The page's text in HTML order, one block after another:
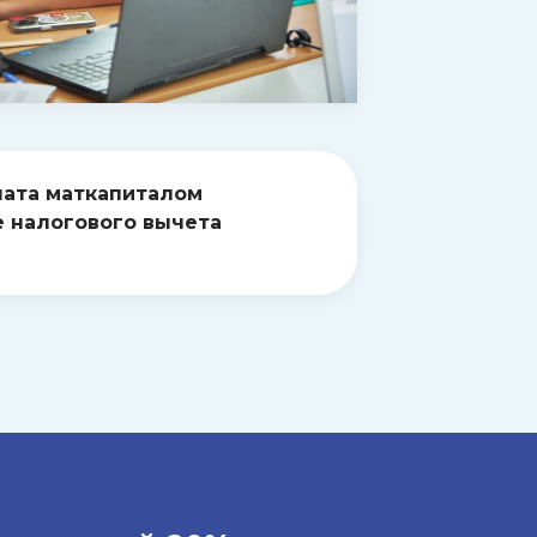
маткапиталом
вычета